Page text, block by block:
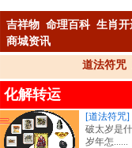
吉祥物 命理百科 生肖开
商城资讯
道法符咒
化解转运
[道法符咒]
破太岁是
岁年怎......